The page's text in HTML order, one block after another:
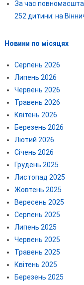
За час
252 дитини: на
Новини по місяцях
Серпень 2026
Липень 2026
Червень 2026
Травень 2026
Квітень 2026
Березень 2026
Лютий 2026
Січень 2026
Грудень 2025
Листопад 2025
Жовтень 2025
Вересень 2025
Серпень 2025
Липень 2025
Червень 2025
Травень 2025
Квітень 2025
Березень 2025